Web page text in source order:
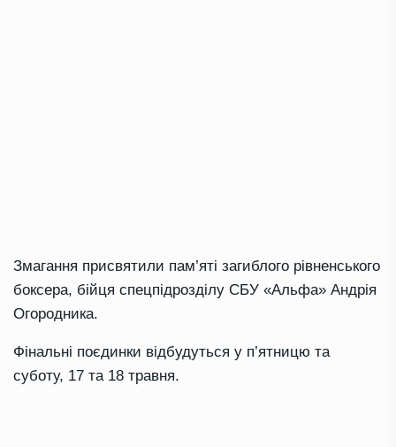
Змагання присвятили пам’яті загиблого рівненського
боксера, бійця спецпідрозділу СБУ «Альфа» Андрія
Огородника.
Фінальні поєдинки відбудуться у п’ятницю та
суботу, 17 та 18 травня.